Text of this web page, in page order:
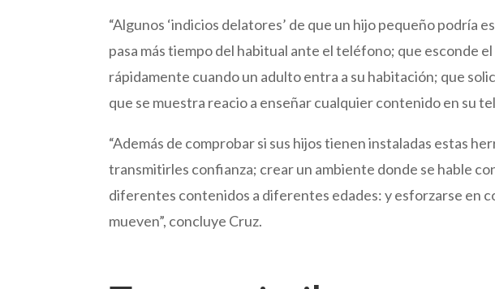
“Algunos ‘indicios delatores’ de que un hijo pequeño podría
pasa más tiempo del habitual ante el teléfono; que esconde
rápidamente cuando un adulto entra a su habitación; que
que se muestra reacio a enseñar cualquier contenido en su
“Además de comprobar si sus hijos tienen instaladas estas
transmitirles confianza; crear un ambiente donde se hable
diferentes contenidos a diferentes edades: y esforzarse en
mueven”, concluye Cruz.